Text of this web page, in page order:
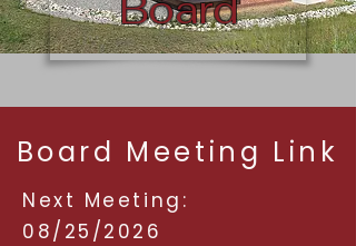
Board Meeting Link
Next Meeting:
08/25/2026